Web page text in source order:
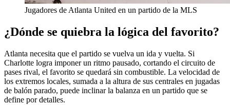
Jugadores de Atlanta United en un partido de la MLS
¿Dónde se quiebra la lógica del favorito?
Atlanta necesita que el partido se vuelva un ida y vuelta. Si
Charlotte logra imponer un ritmo pausado, cortando el circuito de
pases rival, el favorito se quedará sin combustible. La velocidad de
los extremos locales, sumada a la altura de sus centrales en jugadas
de balón parado, puede inclinar la balanza en un partido que se
define por detalles.